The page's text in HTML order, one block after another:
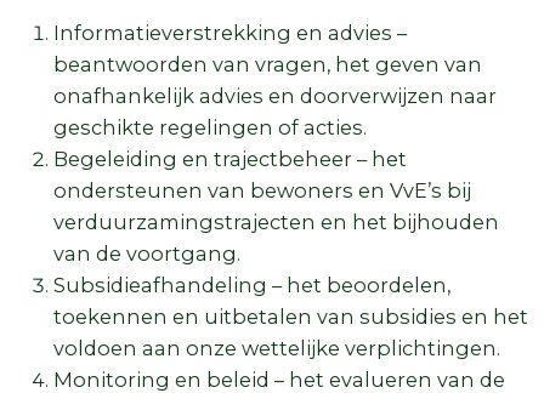
Informatieverstrekking en advies –
beantwoorden van vragen, het geven van
onafhankelijk advies en doorverwijzen naar
geschikte regelingen of acties.
Begeleiding en trajectbeheer – het
ondersteunen van bewoners en VvE’s bij
verduurzamingstrajecten en het bijhouden
van de voortgang.
Subsidieafhandeling – het beoordelen,
toekennen en uitbetalen van subsidies en het
voldoen aan onze wettelijke verplichtingen.
Monitoring en beleid – het evalueren van de